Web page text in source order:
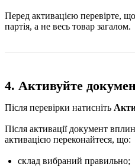
Перед активацією перевірте,
партія, а не весь товар загалом.
4. Активуйте
Після перевірки натисніть
Після активації документ
активацією переконайтеся, що:
склад вибраний правильно;